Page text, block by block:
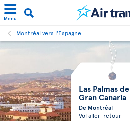
Menu
Montréal vers l'Espagne
Las Palmas de
Gran Canaria
De Montréal
Vol aller-retour